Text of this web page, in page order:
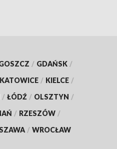
/ GDAŃSK /
KATOWICE / KIELCE /
/ ŁÓDŹ / OLSZTYN /
/ RZESZÓW /
/ WROCŁAW